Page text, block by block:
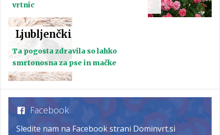
vrtnic
Ljubljenčki
Ta pogosta zdravila so lahko
smrtonosna za pse in mačke
Facebook
Sledite nam na Facebook strani Dominvrt.si